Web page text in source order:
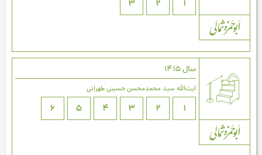
1
2
3
سال 1415
آیت‌اللَه سید محمدمحسن حسینی طهرانی
1
2
3
4
5
6